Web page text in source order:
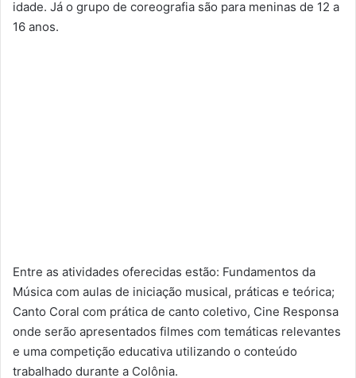
idade. Já o grupo de coreografia são para meninas de 12 a
16 anos.
Entre as atividades oferecidas estão: Fundamentos da
Música com aulas de iniciação musical, práticas e teórica;
Canto Coral com prática de canto coletivo, Cine Responsa
onde serão apresentados filmes com temáticas relevantes
e uma competição educativa utilizando o conteúdo
trabalhado durante a Colônia.